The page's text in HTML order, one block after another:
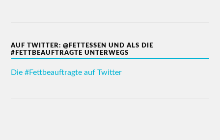
AUF TWITTER: @FETTESSEN UND ALS DIE
#FETTBEAUFTRAGTE UNTERWEGS
Die #Fettbeauftragte auf Twitter